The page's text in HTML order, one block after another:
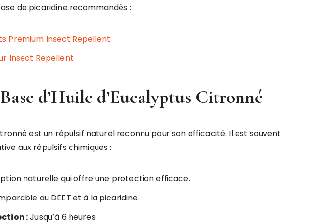
de picaridine recommandés :
Premium Insect Repellent
Insect Repellent
d’Huile d’Eucalyptus Citronné
est un répulsif naturel reconnu pour son efficacité. Il est souvent
aux répulsifs chimiques :
naturelle qui offre une protection efficace.
au DEET et à la picaridine.
:Jusqu’à 6 heures.